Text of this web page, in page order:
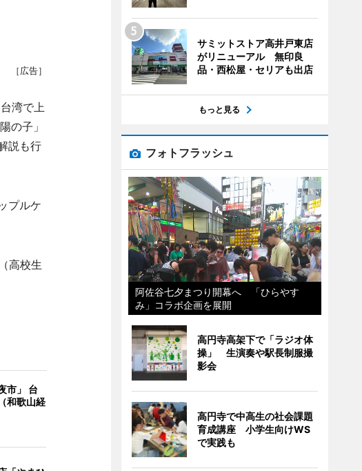
［広告］
湾で上
の子」
説も行
プルケ
高校生
市」 台
和歌山経
サミットストア高井戸東店
がリニューアル 無印良
品・西松屋・セリアも出店
もっと見る
フォトフラッシュ
阿佐谷七夕まつり開幕へ 「ひらやす
み」コラボ企画を展開
高円寺高架下で「ラジオ体
操」 生演奏や駅長制服撮
影会
高円寺で中高生の社会課題
育成講座 小学生向けWS
で実践も